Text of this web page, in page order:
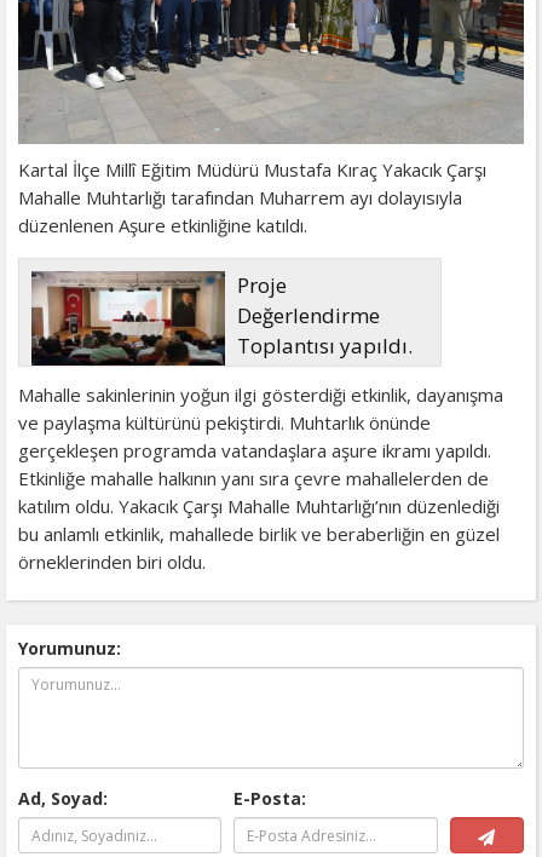
Kartal İlçe Millî Eğitim Müdürü Mustafa Kıraç Yakacık Çarşı
Mahalle Muhtarlığı tarafından Muharrem ayı dolayısıyla
düzenlenen Aşure etkinliğine katıldı.
Proje
Değerlendirme
Toplantısı yapıldı.
Mahalle sakinlerinin yoğun ilgi gösterdiği etkinlik, dayanışma
ve paylaşma kültürünü pekiştirdi. Muhtarlık önünde
gerçekleşen programda vatandaşlara aşure ikramı yapıldı.
Etkinliğe mahalle halkının yanı sıra çevre mahallelerden de
katılım oldu. Yakacık Çarşı Mahalle Muhtarlığı’nın düzenlediği
bu anlamlı etkinlik, mahallede birlik ve beraberliğin en güzel
örneklerinden biri oldu.
Yorumunuz:
Ad, Soyad: E-Posta: